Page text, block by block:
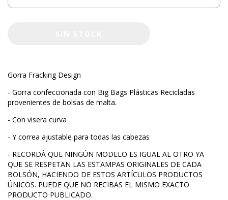
Gorra Fracking Design
- Gorra confeccionada con Big Bags Plásticas Recicladas
provenientes de bolsas de malta.
- Con visera curva
- Y correa ajustable para todas las cabezas
- RECORDÁ QUE NINGÚN MODELO ES IGUAL AL OTRO YA
QUE SE RESPETAN LAS ESTAMPAS ORIGINALES DE CADA
BOLSÓN, HACIENDO DE ESTOS ARTÍCULOS PRODUCTOS
ÚNICOS. PUEDE QUE NO RECIBAS EL MISMO EXACTO
PRODUCTO PUBLICADO.